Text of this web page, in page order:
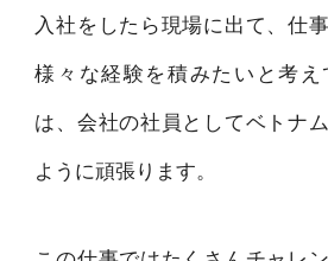
入社をしたら現場に出て、仕
様々な経験を積みたいと考
は、会社の社員としてベトナ
ように頑張ります。